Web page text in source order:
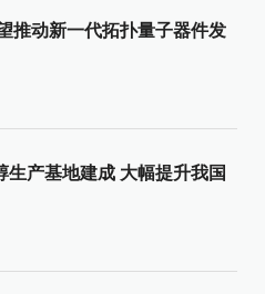
推动新一代拓扑量子器件发
产基地建成 大幅提升我国